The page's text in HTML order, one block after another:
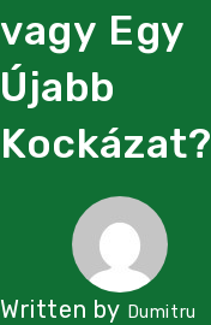
vagy Egy
Újabb
Kockázat?
Written by Dumitru